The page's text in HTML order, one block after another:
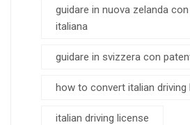
guidare in nuova zelanda
italiana
guidare in svizzera con
how to convert italian driving
italian driving license